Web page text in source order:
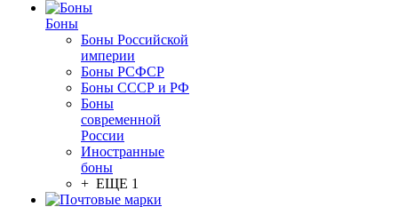
Боны
Боны Российской
империи
Боны РСФСР
Боны СССР и РФ
Боны
современной
России
Иностранные
боны
+ ЕЩЕ 1